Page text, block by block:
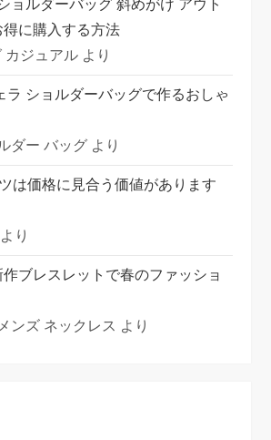
ョルダーバッグ 斜めがけ アウト
に購入する方法
カジュアル より
ラ ショルダーバッグで作るおしゃ
ダー バッグ より
は価格に見合う価値があります
より
ブレスレットで春のファッショ
ンズ ネックレス より